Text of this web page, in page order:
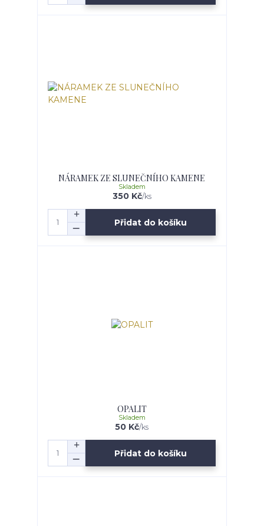
NÁRAMEK ZE SLUNEČNÍHO KAMENE
350 Kč/ks
Skladem
Přidat do košíku
OPALIT
50 Kč/ks
Skladem
Přidat do košíku